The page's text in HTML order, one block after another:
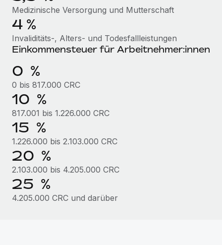
Mehr erfahren
Medizinische Versorgung und Mutterschaft
4 %
Invaliditäts-, Alters- und Todesfallleistungen
Einkommensteuer für Arbeitnehmer:innen
0 %
0 bis 817.000 CRC
10 %
817.001 bis 1.226.000 CRC
15 %
1.226.000 bis 2.103.000 CRC
20 %
2.103.000 bis 4.205.000 CRC
25 %
4.205.000 CRC und darüber